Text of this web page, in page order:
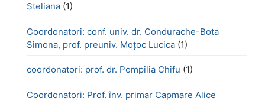
Steliana (1)
Coordonatori: conf. univ. dr. Condurache-Bota
Simona, prof. preuniv. Moțoc Lucica (1)
coordonatori: prof. dr. Pompilia Chifu (1)
Coordonatori: Prof. înv. primar Capmare Alice